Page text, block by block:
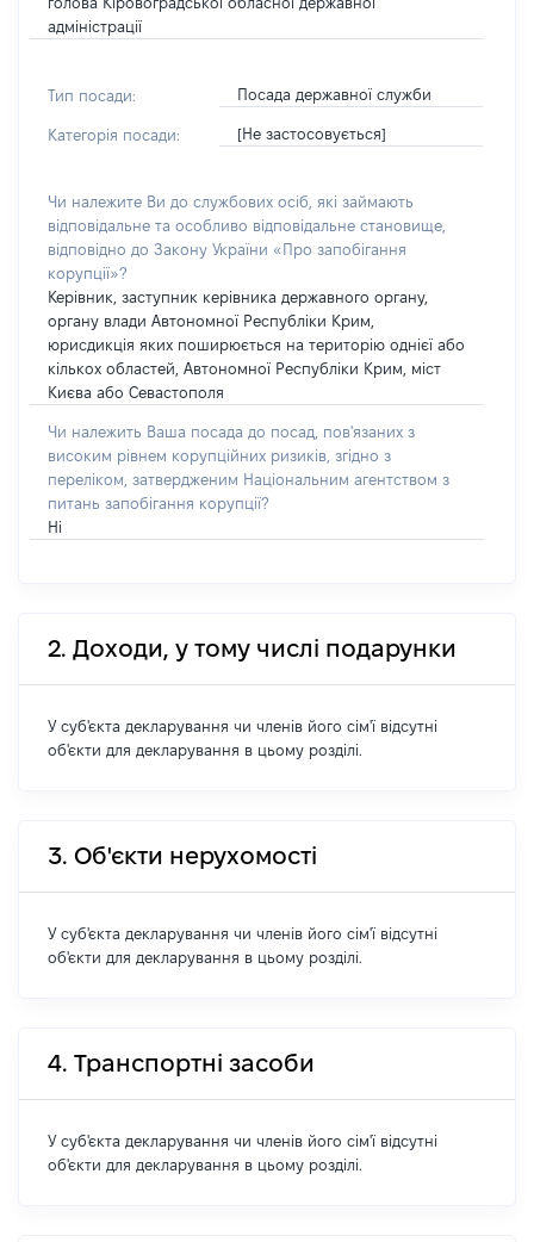
адміністрації
Тип посади: Посада державної служби
Категорія посади: [Не застосовується]
Чи належите Ви до службових осіб, які займають
відповідальне та особливо відповідальне становище,
відповідно до Закону України «Про запобігання
корупції»?
Керівник, заступник керівника державного органу,
органу влади Автономної Республіки Крим,
юрисдикція яких поширюється на територію однієї або
кількох областей, Автономної Республіки Крим, міст
Києва або Севастополя
Чи належить Ваша посада до посад, пов'язаних з
високим рівнем корупційних ризиків, згідно з
переліком, затвердженим Національним агентством з
питань запобігання корупції?
Ні
2. Доходи, у тому числі подарунки
У суб'єкта декларування чи членів його сім'ї відсутні
об'єкти для декларування в цьому розділі.
3. Об'єкти нерухомості
У суб'єкта декларування чи членів його сім'ї відсутні
об'єкти для декларування в цьому розділі.
4. Транспортні засоби
У суб'єкта декларування чи членів його сім'ї відсутні
об'єкти для декларування в цьому розділі.